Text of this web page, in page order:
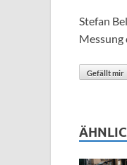
Stefan
Gefällt mir